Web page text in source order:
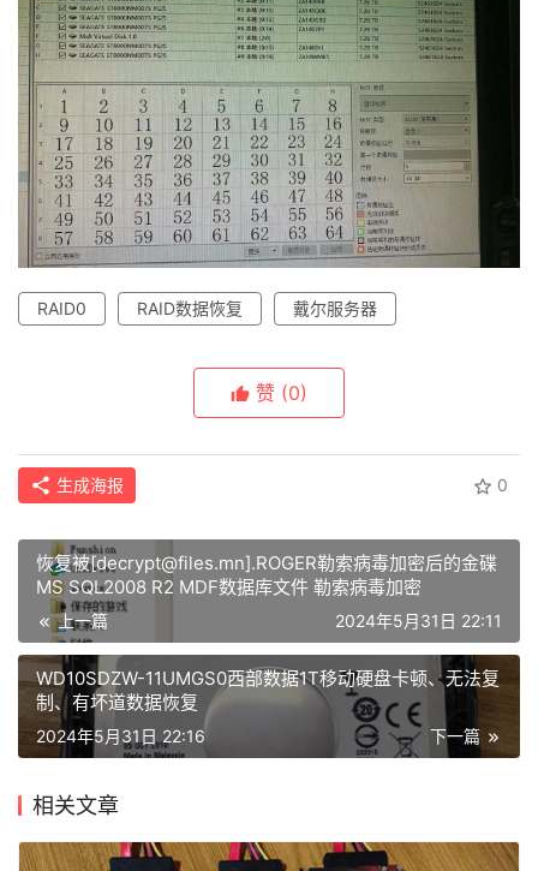
首
据
恢
成
功
案
例
技
资
RAID0 RAID数据恢复 戴尔服务器
赞 (0)
生成海报 0
恢复被[decrypt@files.mn].ROGER勒索病毒加密后的金碟
MS SQL2008 R2 MDF数据库文件 勒索病毒加密
上一篇 2024年5月31日 22:11
WD10SDZW-11UMGS0西部数据1T移动硬盘卡顿、无法复
制、有坏道数据恢复
下一篇
2024年5月31日 22:16
相关文章